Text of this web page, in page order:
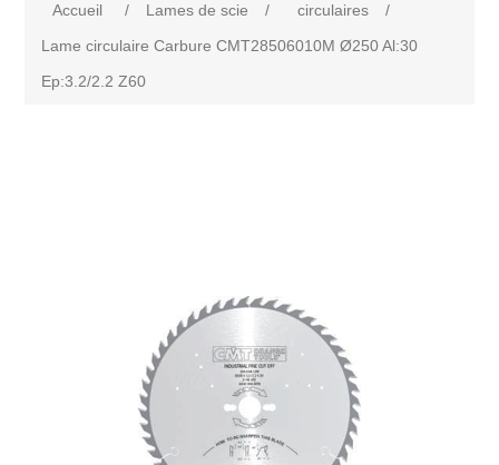
Accueil / Lames de scie / circulaires
/
Lame circulaire Carbure CMT28506010M Ø250 Al:30
Ep:3.2/2.2 Z60